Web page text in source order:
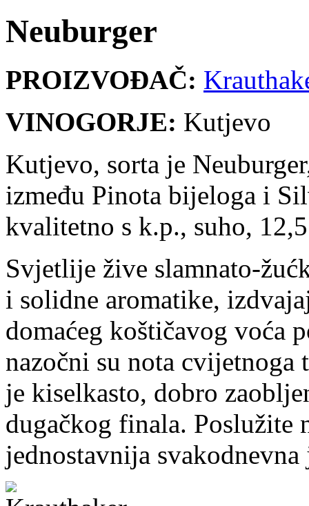
Neuburger
PROIZVOĐAČ:
VINOGORJE: Kutjevo
Kutjevo, sorta je
između Pinota bijeloga i
kvalitetno s k.p., suho,
Svjetlije žive slamnato-
i solidne aromatike,
domaćeg koštičavog voća
nazočni su nota
je kiselkasto, dobro
dugačkog finala. Poslužite
jednostavnija svakodnevna